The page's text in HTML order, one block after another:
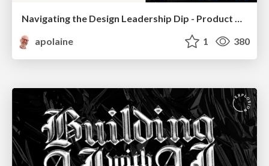
Navigating the Design Leadership Dip - Product Design Week Design Leaders+ Conference 2024
apolaine
1 380